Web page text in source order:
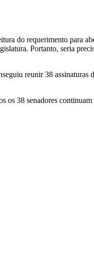
do requerimento para
Portanto, seria
reunir 38 assinaturas
38 senadores